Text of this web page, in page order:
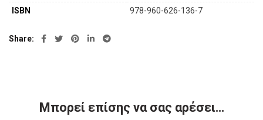
ISBN
978-960-626-136-7
Share
Μπορεί επίσης να σας αρέσει…